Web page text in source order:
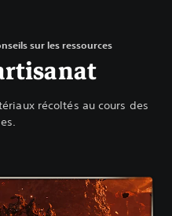
sur les ressources
récoltés au cours des